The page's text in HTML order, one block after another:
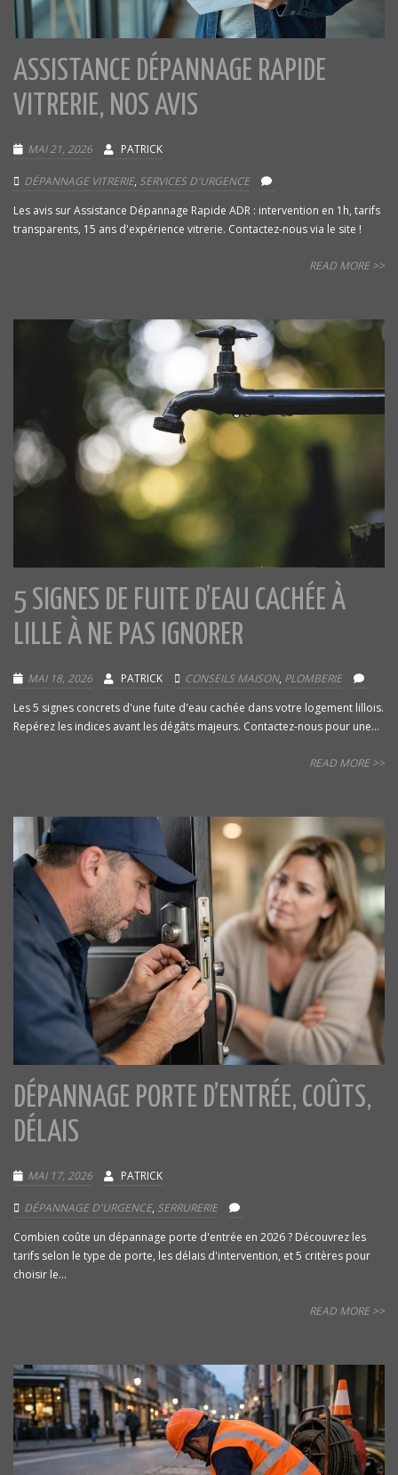
ASSISTANCE DÉPANNAGE RAPIDE
VITRERIE, NOS AVIS
MAI 21, 2026 PATRICK
DÉPANNAGE VITRERIE, SERVICES D'URGENCE
Les avis sur Assistance Dépannage Rapide ADR : intervention en 1h, tarifs
transparents, 15 ans d'expérience vitrerie. Contactez-nous via le site !
READ MORE >>
5 SIGNES DE FUITE D’EAU CACHÉE À
LILLE À NE PAS IGNORER
MAI 18, 2026 PATRICK CONSEILS MAISON, PLOMBERIE
Les 5 signes concrets d'une fuite d'eau cachée dans votre logement lillois.
Repérez les indices avant les dégâts majeurs. Contactez-nous pour une...
READ MORE >>
DÉPANNAGE PORTE D’ENTRÉE, COÛTS,
DÉLAIS
MAI 17, 2026 PATRICK
DÉPANNAGE D'URGENCE, SERRURERIE
Combien coûte un dépannage porte d'entrée en 2026 ? Découvrez les
tarifs selon le type de porte, les délais d'intervention, et 5 critères pour
choisir le...
READ MORE >>